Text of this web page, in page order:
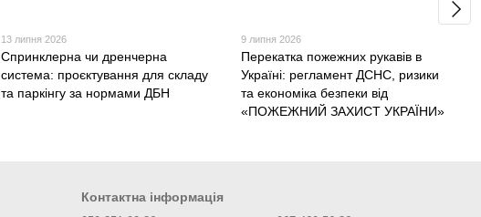
13 липня 2026
Спринклерна чи дренчерна
система: проєктування для складу
та паркінгу за нормами ДБН
9 липня 2026
Перекатка пожежних рукавів в
Україні: регламент ДСНС, ризики
та економіка безпеки від
«ПОЖЕЖНИЙ ЗАХИСТ УКРАЇНИ»
Контактна інформація